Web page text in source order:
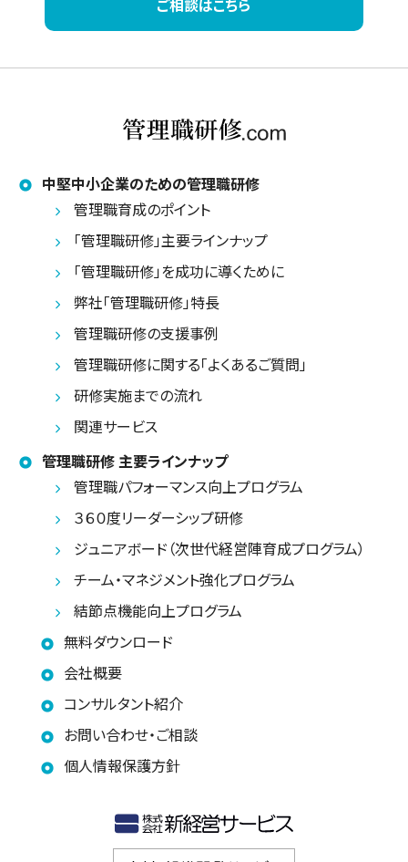
ご相談はこちら
中堅中小企業のための管理職研修
管理職育成のポイント
「管理職研修」主要ラインナップ
「管理職研修」を成功に導くために
弊社「管理職研修」特長
管理職研修の支援事例
管理職研修に関する「よくあるご質問」
研修実施までの流れ
関連サービス
管理職研修 主要ラインナップ
管理職パフォーマンス向上プログラム
３６０度リーダーシップ研修
ジュニアボード（次世代経営陣育成プログラム）
チーム・マネジメント強化プログラム
結節点機能向上プログラム
無料ダウンロード
会社概要
コンサルタント紹介
お問い合わせ・ご相談
個人情報保護方針